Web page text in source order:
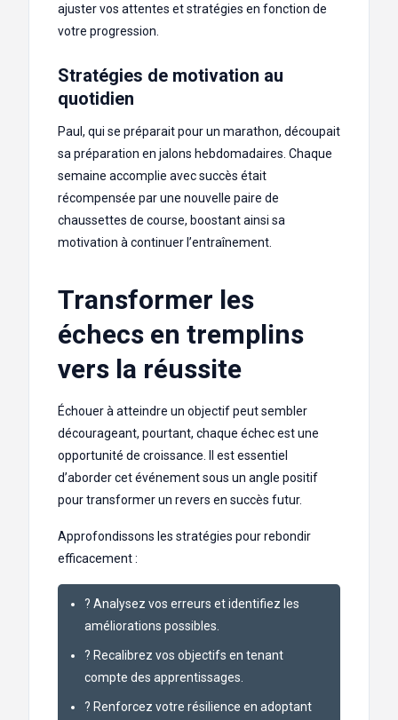
ajuster vos attentes et stratégies en fonction de
votre progression.
Stratégies de motivation au
quotidien
Paul, qui se préparait pour un marathon, découpait
sa préparation en jalons hebdomadaires. Chaque
semaine accomplie avec succès était
récompensée par une nouvelle paire de
chaussettes de course, boostant ainsi sa
motivation à continuer l’entraînement.
Transformer les
échecs en tremplins
vers la réussite
Échouer à atteindre un objectif peut sembler
décourageant, pourtant, chaque échec est une
opportunité de croissance. Il est essentiel
d’aborder cet événement sous un angle positif
pour transformer un revers en succès futur.
Approfondissons les stratégies pour rebondir
efficacement :
? Analysez vos erreurs et identifiez les
améliorations possibles.
? Recalibrez vos objectifs en tenant
compte des apprentissages.
? Renforcez votre résilience en adoptant